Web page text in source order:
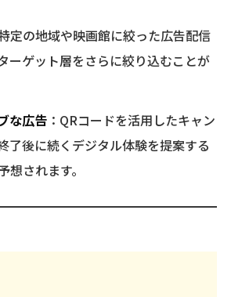
定の地域や映画館に絞った広告配信
ーゲット層をさらに絞り込むことが
な広告：QRコードを活用したキャン
了後に続くデジタル体験を提案する
想されます。